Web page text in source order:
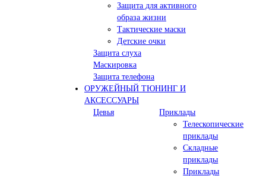
Защита для активного
образа жизни
Тактические маски
Детские очки
Защита слуха
Маскировка
Защита телефона
ОРУЖЕЙНЫЙ ТЮНИНГ И
АКСЕССУАРЫ
Цевья
Приклады
Телескопические
приклады
Складные
приклады
Приклады